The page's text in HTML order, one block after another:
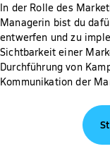
In der Rolle des
Managerin bist du
entwerfen und zu
Sichtbarkeit einer
Durchführung von
Kommunikation der